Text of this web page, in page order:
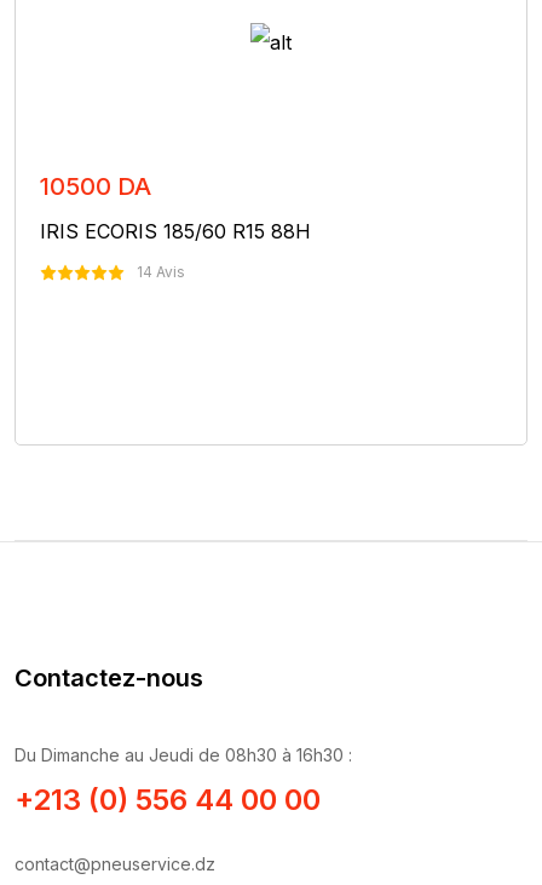
10500 DA
IRIS ECORIS 185/60 R15 88H
14 Avis
Contactez-nous
Du Dimanche au Jeudi de 08h30 à 16h30 :
+213 (0) 556 44 00 00
contact@pneuservice.dz